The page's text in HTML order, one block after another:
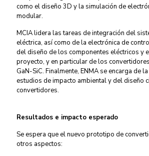
como el diseño 3D y la simulación de
modular.
MCIA lidera las tareas de integración del
eléctrica, así como de la electrónica de
del diseño de los componentes eléctricos y
proyecto, y en particular de los
GaN-SiC. Finalmente, ENMA se encarga de
estudios de impacto ambiental y del diseño
convertidores.
Resultados e impacto esperado
Se espera que el nuevo prototipo de
otros aspectos: